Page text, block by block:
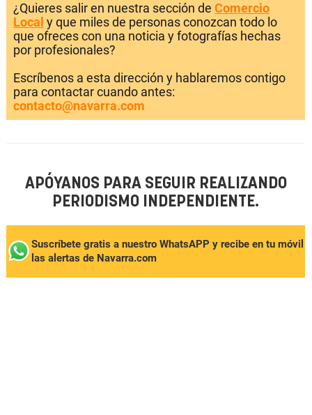
¿Quieres salir en nuestra sección de Comercio
Local y que miles de personas conozcan todo lo
que ofreces con una noticia y fotografías hechas
por profesionales?
Escríbenos a esta dirección y hablaremos contigo
para contactar cuando antes:
contacto@navarra.com
APÓYANOS PARA SEGUIR REALIZANDO
PERIODISMO INDEPENDIENTE.
Suscríbete gratis a nuestro WhatsAPP y recibe en tu móvil
las alertas de Navarra.com